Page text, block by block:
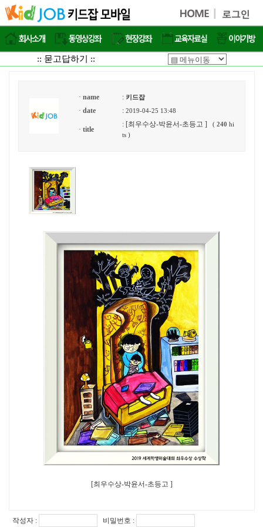
:: 묻고답하기 ::
· name : 키드잡
· date : 2019-04-25 13:48
· title
: [최우수상-박윤서-초등고 ] ( 240 hi
ts )
[최우수상-박윤서-초등고 ]
작성자 : 비밀번호 :